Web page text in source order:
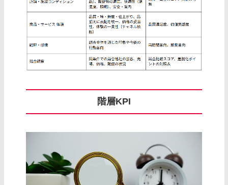
階層KPI